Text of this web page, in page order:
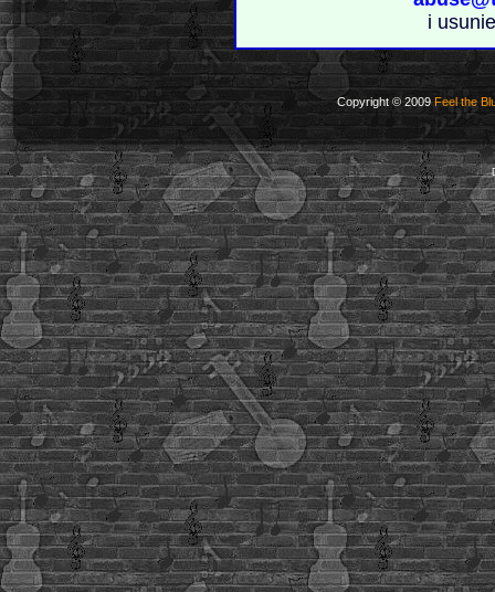
i
Copyright © 2009 Feel the